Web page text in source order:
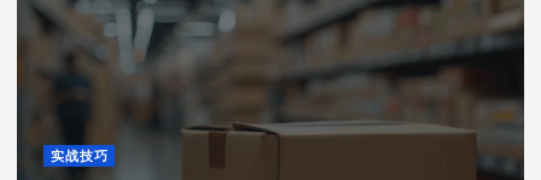
实战技巧